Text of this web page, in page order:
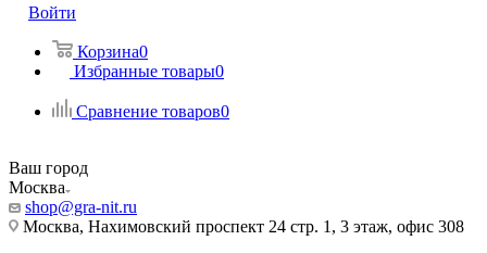
Войти
Корзина0
Избранные товары0
Сравнение товаров0
Ваш город
Москва
shop@gra-nit.ru
Москва, Нахимовский проспект 24 стр. 1, 3 этаж, офис 308